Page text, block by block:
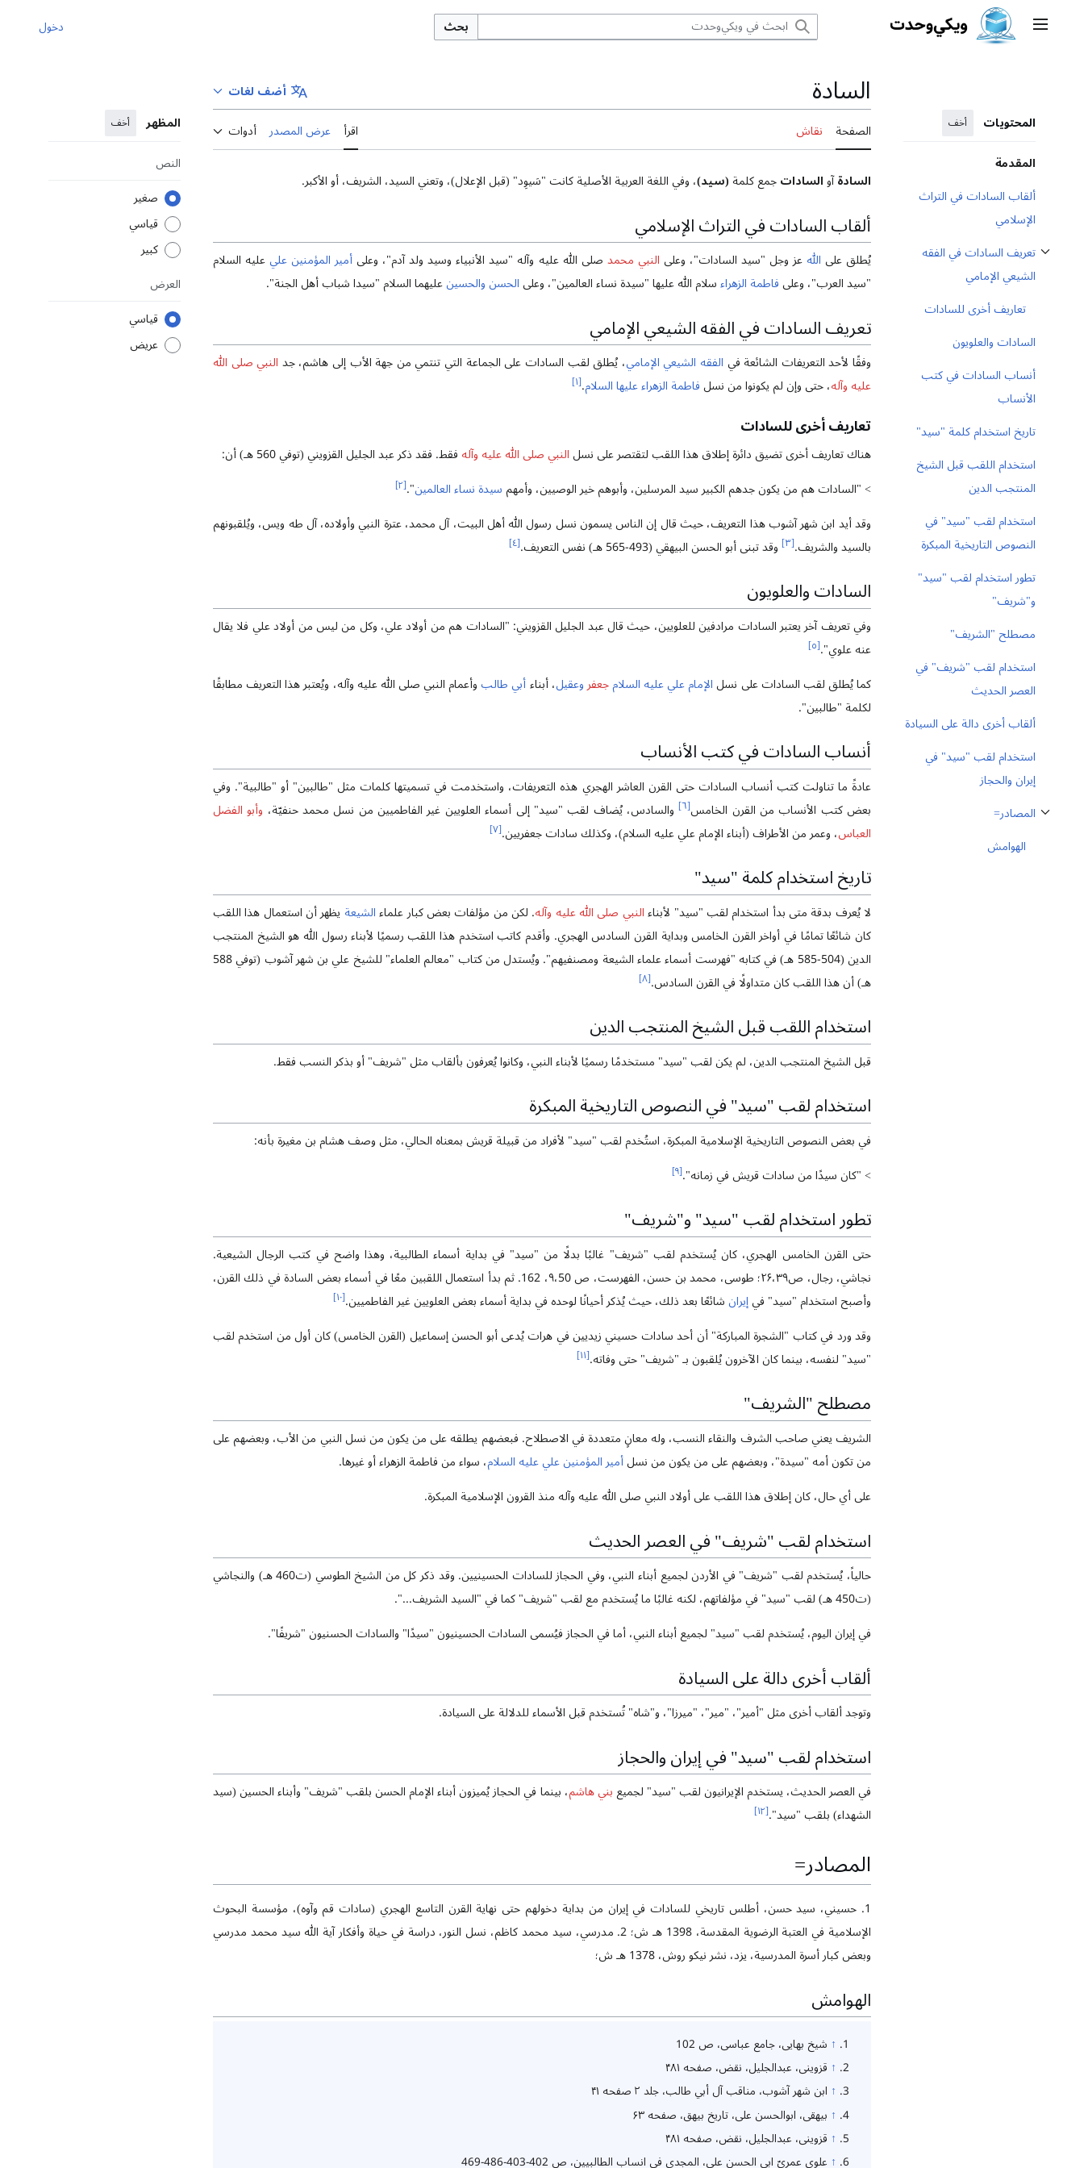
القائمة الرئيسية بحث دخول
المحتويات أخف
المقدمة
ألقاب السادات في التراث
الإسلامي
تعريف السادات في الفقه
الشيعي الإمامي
ثبِّت القسم الفرعي تعريف السادات في الفقه الشيعي الإمامي
تعاريف أخرى للسادات
السادات والعلويون
أنساب السادات في كتب
الأنساب
تاريخ استخدام كلمة "سيد"
استخدام اللقب قبل الشيخ
المنتجب الدين
استخدام لقب "سيد" في
النصوص التاريخية المبكرة
تطور استخدام لقب "سيد"
و"شريف"
مصطلح "الشريف"
استخدام لقب "شريف" في
العصر الحديث
ألقاب أخرى دالة على السيادة
استخدام لقب "سيد" في
إيران والحجاز
المصادر=
ثبِّت القسم الفرعي المصادر=
الهوامش
السادة
أضف لغات
الصفحة
نقاش اقرأ عرض المصدر أدوات المظهر أخف
النص
صغير
قياسي
كبير
العرض
قياسي
عريض
السادةآوالساداتجمع كلمة (سيد)، وفي اللغة العربية الأصلية كانت "سَيوِد" (قبل الإعلال)، وتعني السيد، الشريف، أو الأکبر.
ألقاب السادات في التراث الإسلامي
يُطلق على الله عز وجل "سيد السادات"، وعلى النبي محمد صلى الله عليه وآله "سيد الأنبياء وسيد ولد آدم"، وعلىأمير المؤمنين عليعليه السلام
"سيد العرب"، وعلىفاطمة الزهراءسلام الله عليها "سيدة نساء العالمين"، وعلىالحسن والحسينعليهما السلام "سيدا شباب أهل الجنة".
تعريف السادات في الفقه الشيعي الإمامي
وفقًا لأحد التعريفات الشائعة في الفقه الشيعي الإمامي، يُطلق لقب السادات على الجماعة التي تنتمي من جهة الأب إلى هاشم، جد النبي صلى الله
عليه وآله، حتى وإن لم يكونوا من نسلفاطمة الزهراء عليها السلام.
[١]
تعاريف أخرى للسادات
هناك تعاريف أخرى تضيق دائرة إطلاق هذا اللقب لتقتصر على نسلالنبي صلى الله عليه وآله فقط. فقد ذكر عبد الجليل القزويني (توفي 560 هـ) أن:
> "السادات هم من يكون جدهم الكبير سيد المرسلين، وأبوهم خير الوصيين، وأمهمسيدة نساء العالمين".
[٢]
وقد أيد ابن شهر آشوب هذا التعريف، حيث قال إن الناس يسمون نسل رسول الله أهل البيت، آل محمد، عترة النبي وأولاده، آل طه ويس، ويُلقبونهم
بالسيد والشريف.[٣] وقد تبنى أبو الحسن البيهقي (493-565 هـ) نفس التعريف. [٤]
السادات والعلويون
وفي تعريف آخر يعتبر السادات مرادفين للعلويين، حيث قال عبد الجليل القزويني: "السادات هم من أولاد علي، وكل من ليس من أولاد علي فلا يقال
عنه علوي".[٥]
كما يُطلق لقب السادات على نسلالإمام علي عليه السلامجعفروعقيل، أبناءأبي طالبوأعمام النبي صلى الله عليه وآله، ويُعتبر هذا التعريف مطابقًا
لكلمة "طالبين".
أنساب السادات في كتب الأنساب
عادةً ما تناولت كتب أنساب السادات حتى القرن العاشر الهجري هذه التعريفات، واستخدمت في تسميتها كلمات مثل "طالبين" أو "طالبية". وفي
بعض كتب الأنساب من القرن الخامس[٦] والسادس، يُضاف لقب "سيد" إلى أسماء العلويين غير الفاطميين من نسل محمد حنفيّة، وأبو الفضل
العباس، وعمر من الأطراف (أبناء الإمام علي عليه السلام)، وكذلك سادات جعفريين.[٧]
تاريخ استخدام كلمة "سيد"
لا يُعرف بدقة متى بدأ استخدام لقب "سيد" لأبناءالنبي صلى الله عليه وآله. لكن من مؤلفات بعض كبار علماءالشيعة يظهر أن استعمال هذا اللقب
كان شائعًا تمامًا في أواخر القرن الخامس وبداية القرن السادس الهجري. وأقدم كاتب استخدم هذا اللقب رسميًا لأبناء رسول الله هو الشيخ المنتجب
الدين (504-585 هـ) في كتابه "فهرست أسماء علماء الشيعة ومصنفيهم". ويُستدل من كتاب "معالم العلماء" للشيخ علي بن شهر آشوب (توفي 588
هـ) أن هذا اللقب كان متداولًا في القرن السادس.[٨]
استخدام اللقب قبل الشيخ المنتجب الدين
قبل الشيخ المنتجب الدين، لم يكن لقب "سيد" مستخدمًا رسميًا لأبناء النبي، وكانوا يُعرفون بألقاب مثل "شريف" أو بذكر النسب فقط.
استخدام لقب "سيد" في النصوص التاريخية المبكرة
في بعض النصوص التاريخية الإسلامية المبكرة، استُخدم لقب "سيد" لأفراد من قبيلة قريش بمعناه الحالي، مثل وصف هشام بن مغيرة بأنه:
> "كان سيدًا من سادات قريش في زمانه".[٩]
تطور استخدام لقب "سيد" و"شريف"
حتى القرن الخامس الهجري، كان يُستخدم لقب "شريف" غالبًا بدلًا من "سيد" في بداية أسماء الطالبية، وهذا واضح في كتب الرجال الشيعية.
نجاشي، رجال، ص۲۶،۳۹؛ طوسی، محمد بن حسن، الفهرست، ص ۹،50، 162. ثم بدأ استعمال اللقبين معًا في أسماء بعض السادة في ذلك القرن،
وأصبح استخدام "سيد" فيإيرانشائعًا بعد ذلك، حيث يُذكر أحيانًا لوحده في بداية أسماء بعض العلويين غير الفاطميين.[١٠]
وقد ورد في كتاب "الشجرة المباركة" أن أحد سادات حسيني زيديين في هرات يُدعى أبو الحسن إسماعيل (القرن الخامس) كان أول من استخدم لقب
"سيد" لنفسه، بينما كان الآخرون يُلقبون بـ "شريف" حتى وفاته.[١١]
مصطلح "الشريف"
الشريف يعني صاحب الشرف والنقاء النسب، وله معانٍ متعددة في الاصطلاح. فبعضهم يطلقه على من يكون من نسل النبي من الأب، وبعضهم على
من تكون أمه "سيدة"، وبعضهم على من يكون من نسلأمير المؤمنين علي عليه السلام، سواء من فاطمة الزهراء أو غيرها.
على أي حال، كان إطلاق هذا اللقب على أولاد النبي صلى الله عليه وآله منذ القرون الإسلامية المبكرة.
استخدام لقب "شريف" في العصر الحديث
حالياً، يُستخدم لقب "شريف" في الأردن لجميع أبناء النبي، وفي الحجاز للسادات الحسينيين. وقد ذكر كل من الشيخ الطوسي (ت460 هـ) والنجاشي
(ت450 هـ) لقب "سيد" في مؤلفاتهم، لكنه غالبًا ما يُستخدم مع لقب "شريف" كما في "السيد الشريف...".
في إيران اليوم، يُستخدم لقب "سيد" لجميع أبناء النبي، أما في الحجاز فيُسمى السادات الحسينيون "سيدًا" والسادات الحسنيون "شريفًا".
ألقاب أخرى دالة على السيادة
وتوجد ألقاب أخرى مثل "أمير"، "مير"، "ميرزا"، و"شاه" تُستخدم قبل الأسماء للدلالة على السيادة.
استخدام لقب "سيد" في إيران والحجاز
في العصر الحديث، يستخدم الإيرانيون لقب "سيد" لجميعبني هاشم، بينما في الحجاز يُميزون أبناء الإمام الحسن بلقب "شريف" وأبناء الحسين (سيد
الشهداء) بلقب "سيد".[١٢]
المصادر=
1. حسيني، سيد حسن، أطلس تاريخي للسادات في إيران من بداية دخولهم حتى نهاية القرن التاسع الهجري (سادات قم وآوه)، مؤسسة البحوث
الإسلامية في العتبة الرضوية المقدسة، 1398 هـ ش؛ 2. مدرسي، سيد محمد كاظم، نسل النور، دراسة في حياة وأفكار آية الله سيد محمد مدرسي
وبعض كبار أسرة المدرسية، يزد، نشر نيكو روش، 1378 هـ ش؛
الهوامش
↑ شيخ بهایی، جامع عباسی، ص 102
↑ قزوینی، عبدالجلیل، نقض، صفحه ۴۸۱
↑ ابن شهر آشوب، مناقب آل أبي طالب، جلد ۲ صفحه ۴۱
↑ بیهقی، ابوالحسن علی، تاریخ بیهق، صفحه ۶۳
↑ قزوینی، عبدالجلیل، نقض، صفحه ۴۸۱
↑ علوی عمریّ ابی الحسن علی، المجدی فی انساب الطالبیین، ص 402-403-486-469